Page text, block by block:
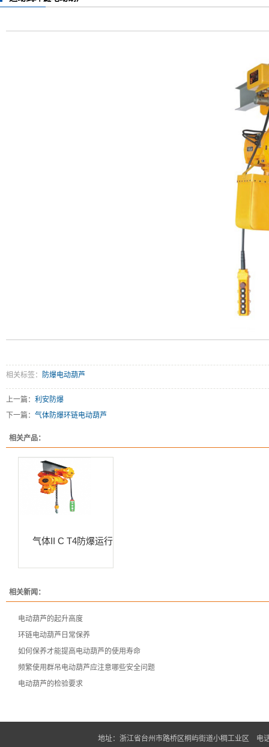
相关标签： 防爆电动葫芦
上一篇： 利安防爆
下一篇： 气体防爆环链电动葫芦
相关产品：
气体II C T4防爆运行
相关新闻：
电动葫芦的起升高度
环链电动葫芦日常保养
如何保养才能提高电动葫芦的使用寿命
频繁使用群吊电动葫芦应注意哪些安全问题
电动葫芦的检验要求
地址：浙江省台州市路桥区桐屿街道小稠工业区